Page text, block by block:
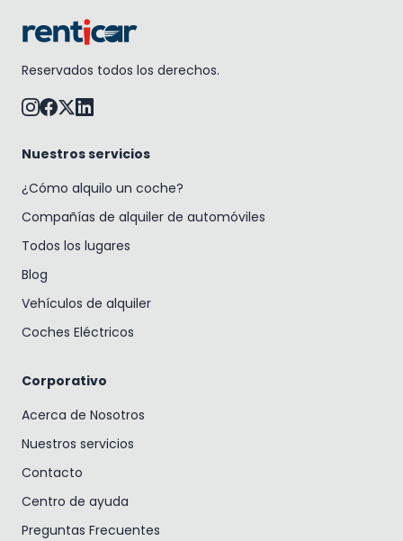
Reservados todos los derechos.
Nuestros servicios
¿Cómo alquilo un coche?
Compañías de alquiler de automóviles
Todos los lugares
Blog
Vehículos de alquiler
Coches Eléctricos
Corporativo
Acerca de Nosotros
Nuestros servicios
Contacto
Centro de ayuda
Preguntas Frecuentes